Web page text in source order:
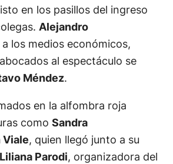
en los pasillos del ingreso
Alejandro
los medios económicos,
al espectáculo se
Méndez.
en la alfombra roja
como Sandra
Viale, quien llegó junto a su
Liliana Parodi, organizadora del